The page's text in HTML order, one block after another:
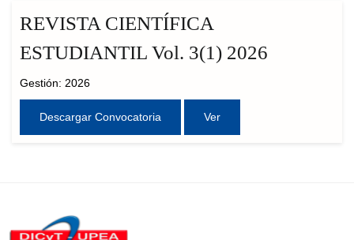
REVISTA CIENTÍFICA
ESTUDIANTIL Vol. 3(1) 2026
Gestión: 2026
Descargar Convocatoria Ver